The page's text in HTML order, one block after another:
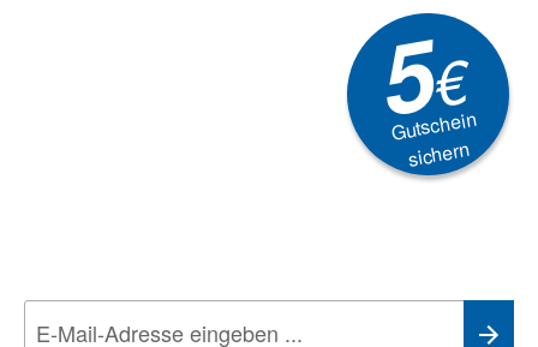
5€
Gutschein
sichern